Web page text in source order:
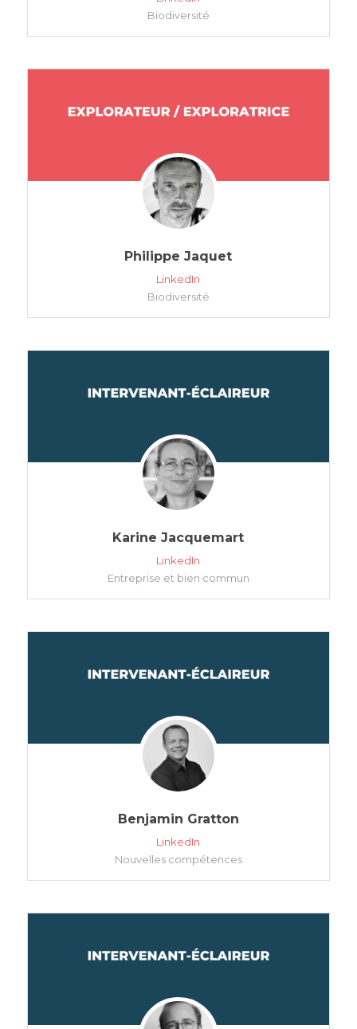
Biodiversité
Philippe Jaquet
LinkedIn
Biodiversité
Karine Jacquemart
LinkedIn
Entreprise et bien commun
Benjamin Gratton
LinkedIn
Nouvelles compétences